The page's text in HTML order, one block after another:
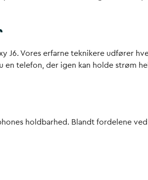
J6. Vores erfarne teknikere udfører
telefon, der igen kan holde strøm
holdbarhed. Blandt fordelene